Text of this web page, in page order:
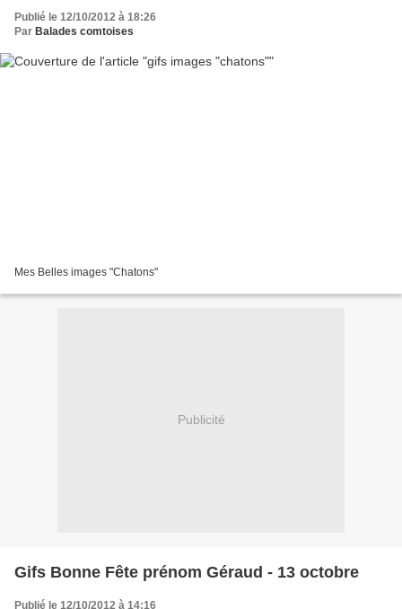
Publié le 12/10/2012 à 18:26
Par Balades comtoises
Mes Belles images "Chatons"
Publicité
Gifs Bonne Fête prénom Géraud - 13 octobre
Publié le 12/10/2012 à 14:16